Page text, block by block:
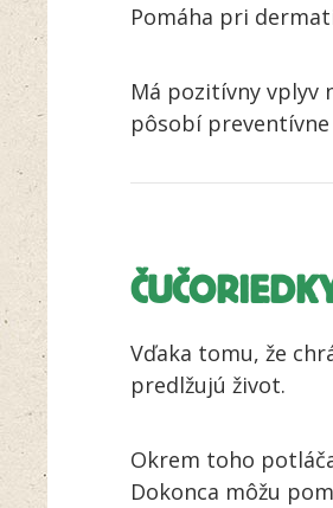
Pomáha pri
Má pozitívny vplyv
pôsobí
Vďaka tomu, že
predlžujú život.
Okrem toho
Dokonca môžu